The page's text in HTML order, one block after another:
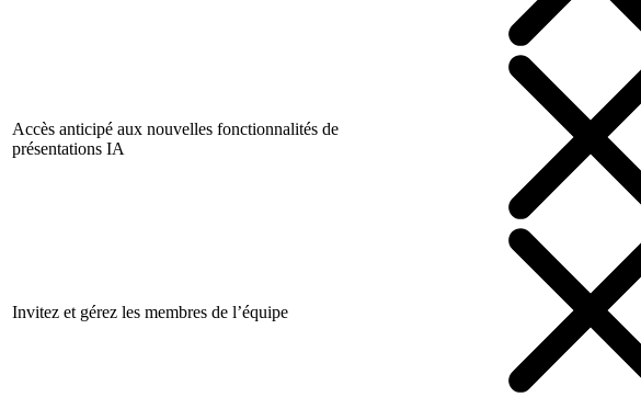
Accès anticipé aux nouvelles fonctionnalités de
présentations IA
Invitez et gérez les membres de l’équipe